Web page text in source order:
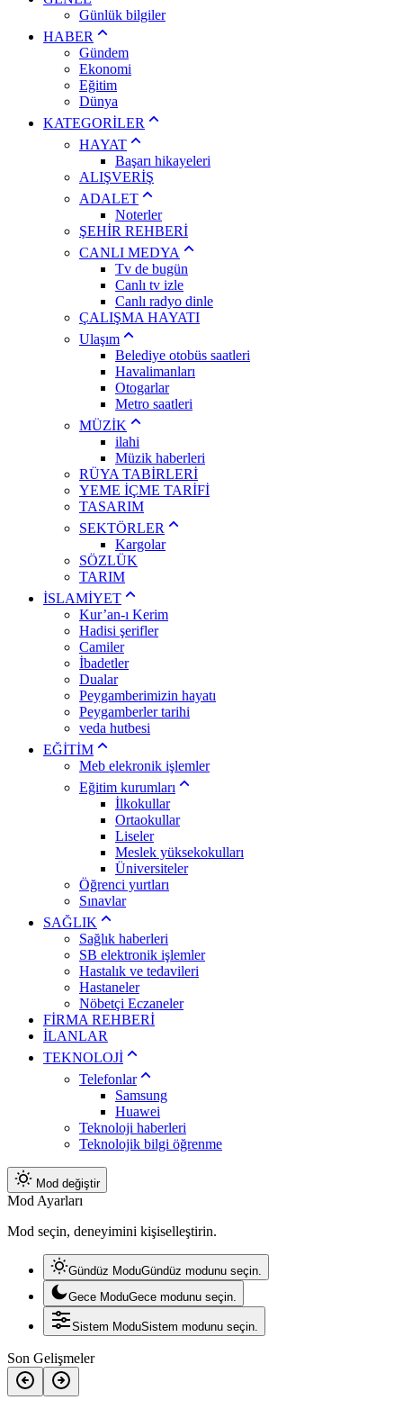
Günlük bilgiler
HABER
Gündem
Ekonomi
Eğitim
Dünya
KATEGORİLER
HAYAT
Başarı hikayeleri
ALIŞVERİŞ
ADALET
Noterler
ŞEHİR REHBERİ
CANLI MEDYA
Tv de bugün
Canlı tv izle
Canlı radyo dinle
ÇALIŞMA HAYATI
Ulaşım
Belediye otobüs saatleri
Havalimanları
Otogarlar
Metro saatleri
MÜZİK
ilahi
Müzik haberleri
RÜYA TABİRLERİ
YEME İÇME TARİFİ
TASARIM
SEKTÖRLER
Kargolar
SÖZLÜK
TARIM
İSLAMİYET
Kur’an-ı Kerim
Hadisi şerifler
Camiler
İbadetler
Dualar
Peygamberimizin hayatı
Peygamberler tarihi
veda hutbesi
EĞİTİM
Meb elekronik işlemler
Eğitim kurumları
İlkokullar
Ortaokullar
Liseler
Meslek yüksekokulları
Üniversiteler
Öğrenci yurtları
Sınavlar
SAĞLIK
Sağlık haberleri
SB elektronik işlemler
Hastalık ve tedavileri
Hastaneler
Nöbetçi Eczaneler
FİRMA REHBERİ
İLANLAR
TEKNOLOJİ
Telefonlar
Samsung
Huawei
Teknoloji haberleri
Teknolojik bilgi öğrenme
Mod değiştir
Mod Ayarları
Mod seçin, deneyimini kişiselleştirin.
Gündüz ModuGündüz modunu seçin.
Gece ModuGece modunu seçin.
Sistem ModuSistem modunu seçin.
Son Gelişmeler